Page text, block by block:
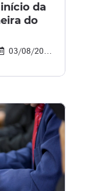
da
do
03/08/2026